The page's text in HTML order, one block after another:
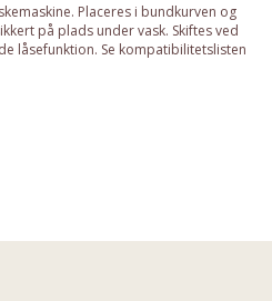
Placeres i bundkurven og
på plads under vask. Skiftes ved
låsefunktion. Se kompatibilitetslisten